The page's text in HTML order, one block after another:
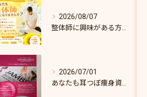
2026/08/07
2026/07/01